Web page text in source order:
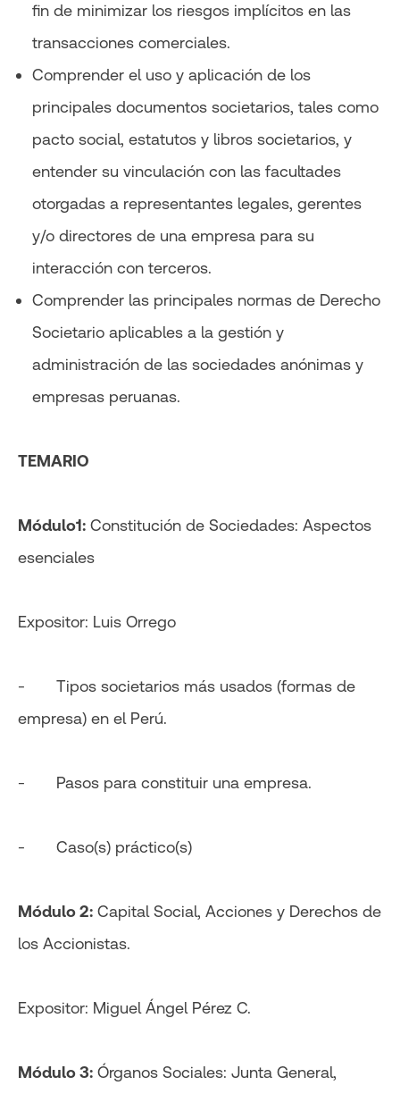
fin de minimizar los riesgos implícitos en las
transacciones comerciales.
Comprender el uso y aplicación de los
principales documentos societarios, tales como
pacto social, estatutos y libros societarios, y
entender su vinculación con las facultades
otorgadas a representantes legales, gerentes
y/o directores de una empresa para su
interacción con terceros.
Comprender las principales normas de Derecho
Societario aplicables a la gestión y
administración de las sociedades anónimas y
empresas peruanas.
TEMARIO
Módulo1: Constitución de Sociedades: Aspectos
esenciales
Expositor: Luis Orrego
- Tipos societarios más usados (formas de
empresa) en el Perú.
- Pasos para constituir una empresa.
- Caso(s) práctico(s)
Módulo 2: Capital Social, Acciones y Derechos de
los Accionistas.
Expositor: Miguel Ángel Pérez C.
Módulo 3: Órganos Sociales: Junta General,